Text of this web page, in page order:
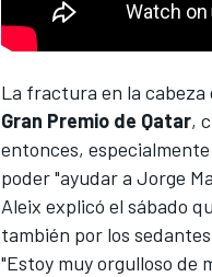
La fractura en la
Gran Premio de Qatar,
entonces,
poder "ayudar a Jorge
Aleix explicó el sábado
también por los
"Estoy muy orgulloso de